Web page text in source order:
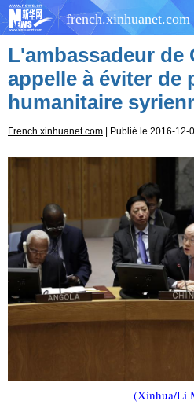
french.xinhuanet.com
CHINE
AFRIQUE
CULTURE
SCI&TECH
TOURISME
DOSSIERS
L'ambassadeur de
appelle à éviter de
humanitaire
French.xinhuanet.com | Publié le 2016-12-
(Xinhua/Li